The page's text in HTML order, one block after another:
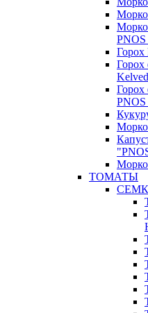
PNOS
Горох
Горох
PNOS
ТОМАТЫ